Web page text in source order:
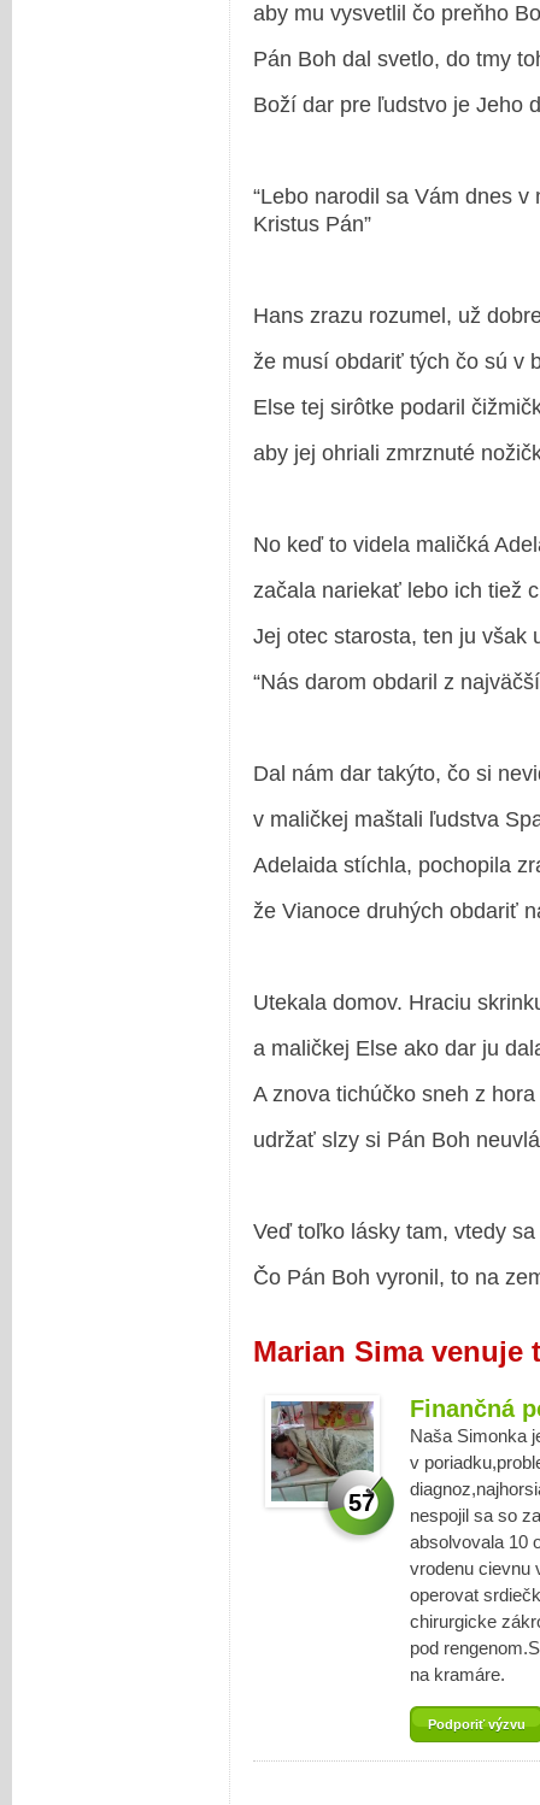
aby mu vysvetlil čo preňho
Pán Boh dal svetlo, do tmy
Boží dar pre ľudstvo je Jeho
“Lebo narodil sa Vám dnes
Kristus Pán”
Hans zrazu rozumel, už
že musí obdariť tých čo sú v
Else tej sirôtke podaril
aby jej ohriali zmrznuté
No keď to videla maličká
začala nariekať lebo ich tiež
Jej otec starosta, ten ju však
“Nás darom obdaril z
Dal nám dar takýto, čo si
v maličkej maštali ľudstva
Adelaida stíchla, pochopila
že Vianoce druhých obdariť
Utekala domov. Hraciu
a maličkej Else ako dar ju
A znova tichúčko sneh z
udržať slzy si Pán Boh
Veď toľko lásky tam, vtedy
Čo Pán Boh vyronil, to na
Marian Sima venuje
57
Finančná
Naša Simonka
v
nespojil sa so
absolvovala 10
vrodenu cievnu
operovat
chirurgicke
pod
na kramáre.
Podporiť výzvu